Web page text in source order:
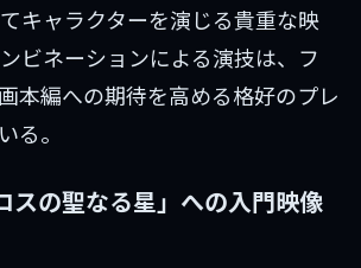
キャラクターを演じる貴重な映
ビネーションによる演技は、フ
本編への期待を高める格好のプレ
る。
の聖なる星」への入門映像